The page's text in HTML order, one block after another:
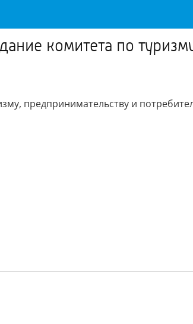
комитета по
предпринимательству и